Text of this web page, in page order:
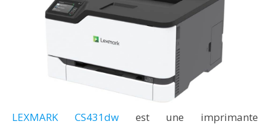
LEXMARK CS431dwest une imprimante